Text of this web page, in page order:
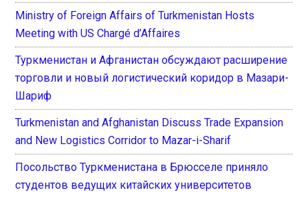
Ministry of Foreign Affairs of Turkmenistan Hosts
Meeting with US Chargé d’Affaires
Туркменистан и Афганистан обсуждают расширение
торговли и новый логистический коридор в Мазари-
Шариф
Turkmenistan and Afghanistan Discuss Trade Expansion
and New Logistics Corridor to Mazar-i-Sharif
Посольство Туркменистана в Брюсселе приняло
студентов ведущих китайских университетов